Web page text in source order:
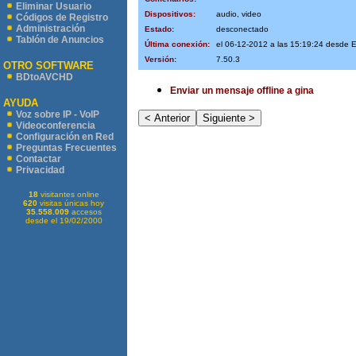
Eliminar Usuario
Códigos de Registro
Administración
Tablón de Anuncios
OTRO SOFTWARE
BDtoAVCHD
AYUDA
Voz sobre IP - VoIP
Videoconferencia
Configuración en Red
Preguntas Frecuentes
Contactar
Privacidad
18visitantes online
620 visitas únicas hoy
35.558.009accesos
desde el 19/02/2000
Dispositivos:
audio, video
Estado:
desconectado
Última conexión:
el 06-12-2012 a las 15:19:24 desde
Versión:
7.50.3
Enviar un mensaje offline a gina